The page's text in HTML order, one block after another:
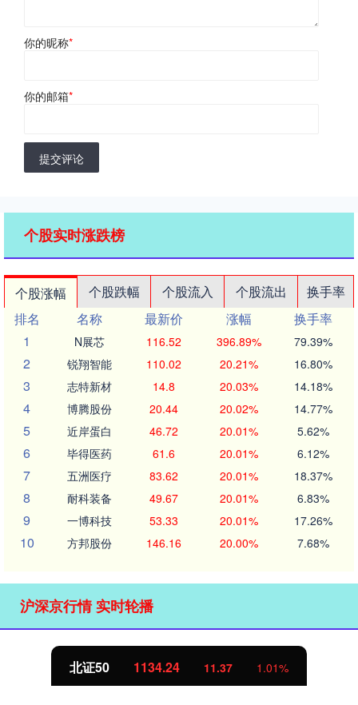
你的昵称*
你的邮箱*
提交评论
个股实时涨跌榜
个股涨幅 个股跌幅 个股流入 个股流出
换手率
排名
名称 最新价 涨幅
换手率
1
N展芯 116.52 396.89% 79.39%
2 锐翔智能 110.02 20.21% 16.80%
3 志特新材 14.8 20.03% 14.18%
4 博腾股份 20.44 20.02% 14.77%
5 近岸蛋白 46.72 20.01% 5.62%
6 毕得医药 61.6 20.01% 6.12%
7 五洲医疗 83.62 20.01% 18.37%
8 耐科装备 49.67 20.01% 6.83%
9 一博科技 53.33 20.01% 17.26%
10 方邦股份 146.16 20.00% 7.68%
沪深京行情 实时轮播
北证50 1134.24 11.37 1.01%